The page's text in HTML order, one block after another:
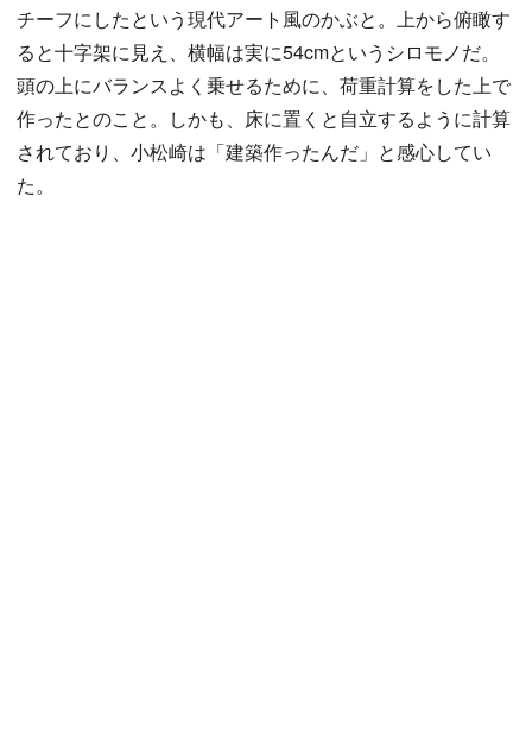
チーフにしたという現代アート風のかぶと。上から俯瞰す
ると十字架に見え、横幅は実に54cmというシロモノだ。
頭の上にバランスよく乗せるために、荷重計算をした上で
作ったとのこと。しかも、床に置くと自立するように計算
されており、小松崎は「建築作ったんだ」と感心してい
た。